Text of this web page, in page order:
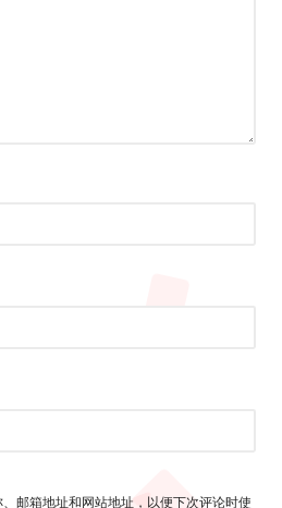
邮箱地址和网站地址，以便下次评论时使